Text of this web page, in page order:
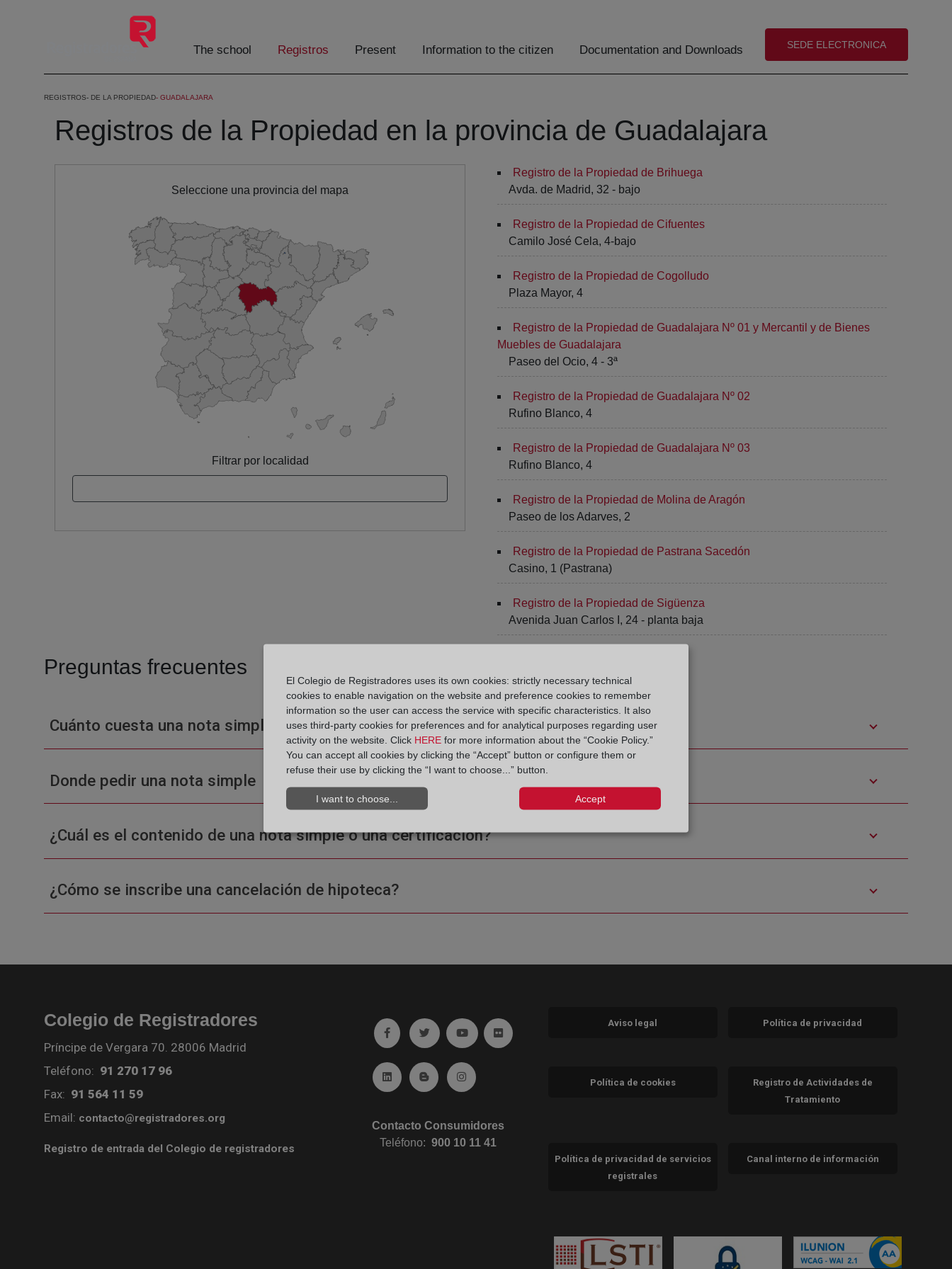
The school Registros Present Information to the citizen Documentation and Downloads (abre en nueva ventana)
SEDE ELECTRONICA
REGISTROS DE LA PROPIEDAD GUADALAJARA
Registros de la Propiedad en la provincia de Guadalajara
Seleccione una provincia del mapa
Filtrar por localidad
Registro de la Propiedad de Brihuega
Avda. de Madrid, 32 - bajo
Registro de la Propiedad de Cifuentes
Camilo José Cela, 4-bajo
Registro de la Propiedad de Cogolludo
Plaza Mayor, 4
Registro de la Propiedad de Guadalajara Nº 01 y Mercantil y de Bienes
Muebles de Guadalajara
Paseo del Ocio, 4 - 3ª
Registro de la Propiedad de Guadalajara Nº 02
Rufino Blanco, 4
Registro de la Propiedad de Guadalajara Nº 03
Rufino Blanco, 4
Registro de la Propiedad de Molina de Aragón
Paseo de los Adarves, 2
Registro de la Propiedad de Pastrana Sacedón
Casino, 1 (Pastrana)
Registro de la Propiedad de Sigüenza
Avenida Juan Carlos I, 24 - planta baja
Preguntas frecuentes
Cuánto cuesta una nota simple en un Registro de la Propiedad
Donde pedir una nota simple
¿Cuál es el contenido de una nota simple o una certificación?
¿Cómo se inscribe una cancelación de hipoteca?
Colegio de Registradores
Príncipe de Vergara 70. 28006 Madrid
Teléfono: 91 270 17 96
Fax: 91 564 11 59
Email: contacto@registradores.org
Registro de entrada del Colegio de registradores
Ir a facebook (abre en ventana nueva)
Ir a twitter (abre en ventana nueva)
Ir a YouTube (abre en ventana nueva)
Ir a Flickr (abre en ventana nueva)
Ir a Linkedin (abre en ventana nueva)
Ir al Blog (abre en ventana nueva)
Ir a Instagram (abre en ventana nueva)
Contacto Consumidores
Teléfono:900 10 11 41
Aviso legal Política de privacidad
Política de cookies
Registro de Actividades de
Tratamiento
Política de privacidad de servicios
registrales
Canal interno de información
El Colegio de Registradores uses its own cookies: strictly necessary technical
cookies to enable navigation on the website and preference cookies to remember
information so the user can access the service with specific characteristics. It also
uses third-party cookies for preferences and for analytical purposes regarding user
activity on the website. Click HERE for more information about the “Cookie Policy.”
You can accept all cookies by clicking the “Accept” button or configure them or
refuse their use by clicking the “I want to choose...” button.
I want to choose... Accept